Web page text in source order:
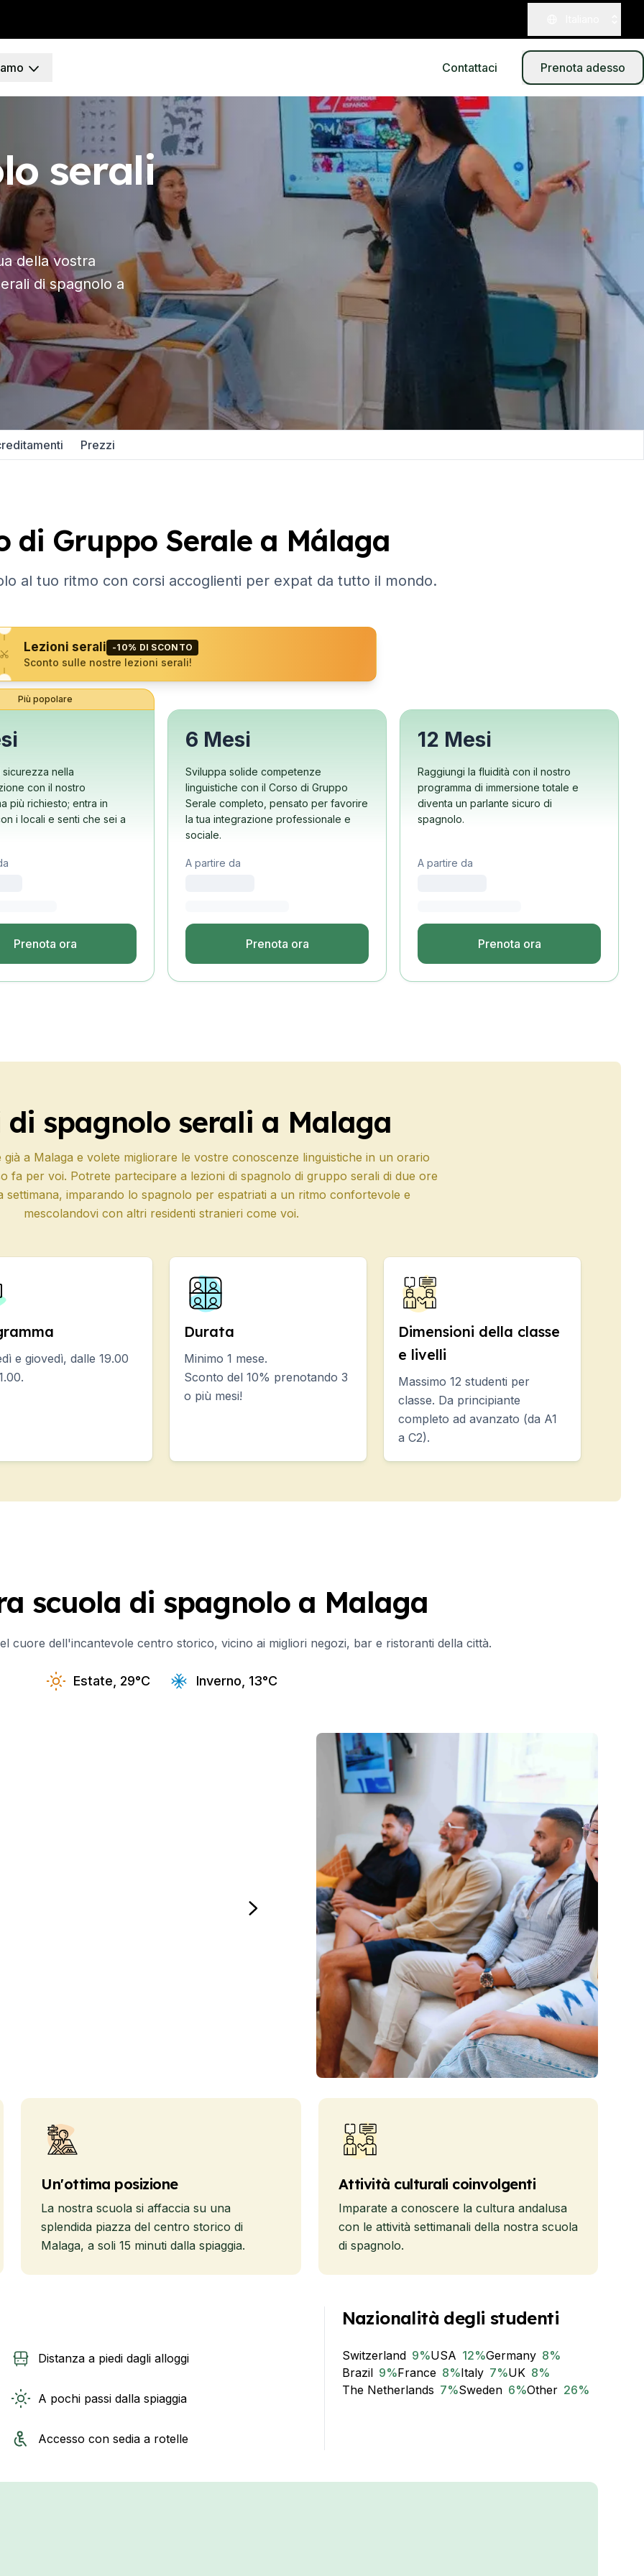
Aires
Costa Rica
Contattaci Prenota adesso
serali
della vostra
di spagnolo a
Prezzi
di Gruppo Serale a Málaga
al tuo ritmo con corsi accoglienti per expat da tutto il mondo.
Lezioni serali -10% DI SCONTO
Sconto sulle nostre lezioni serali!
Più popolare
sicurezza nella
con il nostro
più richiesto; entra in
i locali e senti che sei a
Prenota ora
6 Mesi
Sviluppa solide competenze
linguistiche con il Corso di Gruppo
Serale completo, pensato per favorire
la tua integrazione professionale e
sociale.
A partire da
Prenota ora
12 Mesi
Raggiungi la fluidità con il nostro
programma di immersione totale e
diventa un parlante sicuro di
spagnolo.
A partire da
Prenota ora
di spagnolo serali a Malaga
già a Malaga e volete migliorare le vostre conoscenze linguistiche in un orario
fa per voi. Potrete partecipare a lezioni di spagnolo di gruppo serali di due ore
settimana, imparando lo spagnolo per espatriati a un ritmo confortevole e
mescolandovi con altri residenti stranieri come voi.
e giovedì, dalle 19.00
Durata
Minimo 1 mese.
Sconto del 10% prenotando 3
o più mesi!
Dimensioni della classe
e livelli
Massimo 12 studenti per
classe. Da principiante
completo ad avanzato (da A1
a C2).
scuola di spagnolo a Malaga
cuore dell'incantevole centro storico, vicino ai migliori negozi, bar e ristoranti della città.
Estate, 29°C Inverno, 13°C
Un'ottima posizione
La nostra scuola si affaccia su una
splendida piazza del centro storico di
Malaga, a soli 15 minuti dalla spiaggia.
Attività culturali coinvolgenti
Imparate a conoscere la cultura andalusa
con le attività settimanali della nostra scuola
di spagnolo.
Distanza a piedi dagli alloggi
A pochi passi dalla spiaggia
Accesso con sedia a rotelle
Nazionalità degli studenti
Switzerland 9%USA 12%Germany 8%
Brazil 9%France 8%Italy 7%UK 8%
The Netherlands 7%Sweden 6%Other 26%